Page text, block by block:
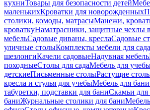
кухниТовары для безопасности детей
маленькихКроватки для новорожденных
столики, комоды, матрасыМанежи,
кроваткуНаматрасники, защитные чехлы
мебельСадовые диваны, креслаСадовые
уличные столыКомплекты мебели для сада
шезлонгиКачели садовыеНадувная мебель
походныеСтолы для садаМебель для
детскиеПисьменные столыРастущие
кресла и стулья для учебыМебель для
табуретки, подставки для баниСкамьи для
баниЖурнальные столики для бани